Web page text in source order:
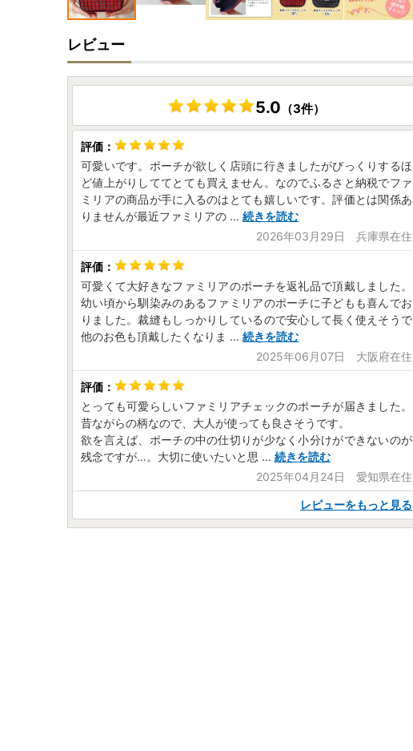
レビュー
5.0 （3件）
可愛いです。ポーチが欲しく店頭に行きましたがびっくりするほ
ど値上がりしててとても買えません。なのでふるさと納税でファ
ミリアの商品が手に入るのはとても嬉しいです。評価とは関係あ
りませんが最近ファミリアの ... 続きを読む
2026年03月29日 兵庫県在住
可愛くて大好きなファミリアのポーチを返礼品で頂戴しました。
幼い頃から馴染みのあるファミリアのポーチに子どもも喜んでお
りました。裁縫もしっかりしているので安心して長く使えそうで
他のお色も頂戴したくなりま ... 続きを読む
2025年06月07日 大阪府在住
とっても可愛らしいファミリアチェックのポーチが届きました。
昔ながらの柄なので、大人が使っても良さそうです。
欲を言えば、ポーチの中の仕切りが少なく小分けができないのが
残念ですが…。大切に使いたいと思 ... 続きを読む
2025年04月24日 愛知県在住
レビューをもっと見る